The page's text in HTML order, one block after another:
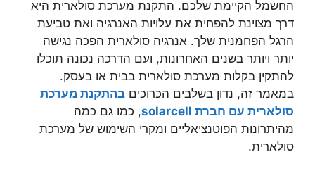
החשמל הקיימת שלכם. התקנת מערכת סולארית היא
דרך מצוינת להפחית את עלויות האנרגיה ואת טביעת
הרגל הפחמנית שלך. אנרגיה סולארית הפכה נגישה
יותר ויותר בשנים האחרונות, ועם הדרכה נכונה תוכלו
להתקין בקלות מערכת סולארית בבית או בעסק.
במאמר זה, נדון בשלבים הכרוכים בהתקנת מערכת
סולארית עם חברת solarcell
, כמו גם כמה
מהיתרונות הפוטנציאליים ומקרי השימוש של מערכת
סולארית.